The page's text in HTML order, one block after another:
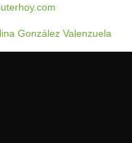
González Valenzuela